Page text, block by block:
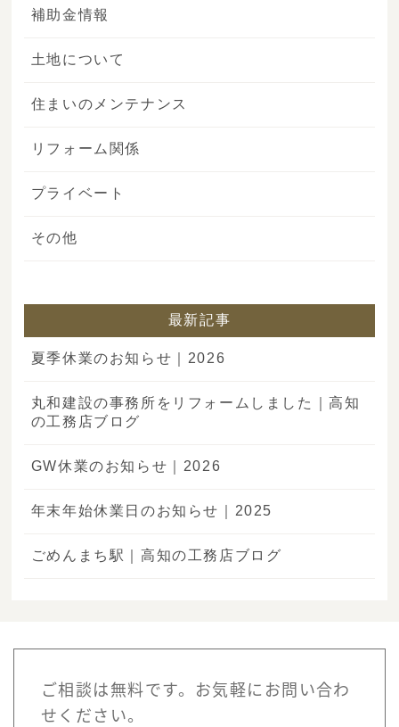
補助金情報
土地について
住まいのメンテナンス
リフォーム関係
プライベート
その他
最新記事
夏季休業のお知らせ｜2026
丸和建設の事務所をリフォームしました｜高知
の工務店ブログ
GW休業のお知らせ｜2026
年末年始休業日のお知らせ｜2025
ごめんまち駅｜高知の工務店ブログ
ご相談は無料です。お気軽にお問い合わ
せください。